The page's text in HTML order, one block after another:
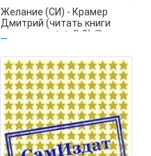
Желание (СИ) - Крамер
Дмитрий (читать книги
полностью txt, fb2) 📗
---